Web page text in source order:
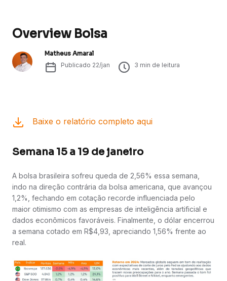
Overview Bolsa
Matheus Amaral
Publicado 22/jan 3 min de leitura
Baixe o relatório completo aqui
Semana 15 a 19 de janeiro
A bolsa brasileira sofreu queda de 2,56% essa semana,
indo na direção contrária da bolsa americana, que avançou
1,2%, fechando em cotação recorde influenciada pelo
maior otimismo com as empresas de inteligência artificial e
dados econômicos favoráveis. Finalmente, o dólar encerrou
a semana cotado em R$4,93, apreciando 1,56% frente ao
real.